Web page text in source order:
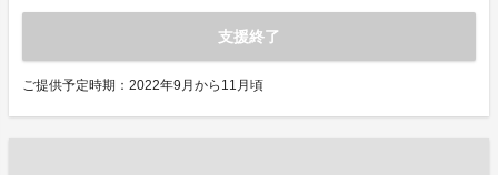
支援終了
ご提供予定時期：2022年9月から11月頃